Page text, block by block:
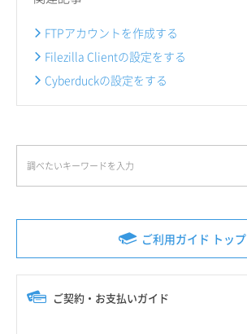
ご利用ガイド トップ
ご契約・お支払いガイド
FTPアカウントを作成する
Filezilla Clientの設定をする
Cyberduckの設定をする